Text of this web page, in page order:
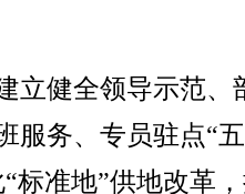
健全领导示范、
服务、专员驻点“
标准地”供地改革